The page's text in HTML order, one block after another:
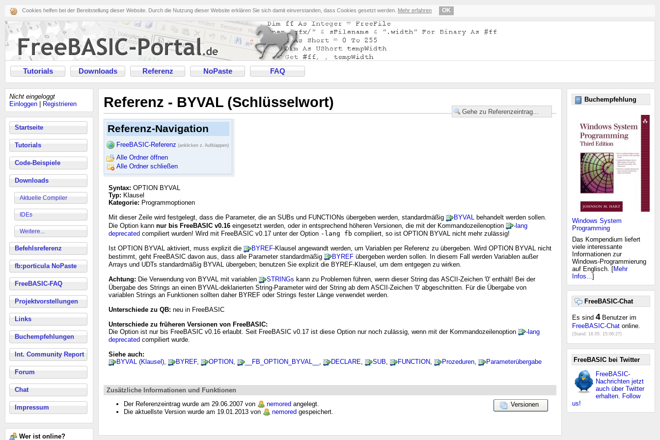
Cookies helfen bei der Bereitstellung dieser Website. Durch die Nutzung dieser Website erklären Sie sich damit einverstanden, dass Cookies gesetzt werden. Mehr erfahren OK
Tutorials Downloads Referenz NoPaste FAQ
Nicht eingeloggt
Einloggen
Registrieren
Startseite
Tutorials
Code-Beispiele
Downloads
Aktuelle Compiler
IDEs
Weitere...
Befehlsreferenz
fb:porticula NoPaste
FreeBASIC-FAQ
Projektvorstellungen
Links
Buchempfehlungen
Int. Community Report
Forum
Chat
Impressum
Wer ist online?
Buchempfehlung
Windows System
Programming
Das Kompendium liefert
viele interessante
Informationen zur
Windows-Programmierung
auf Englisch. [Mehr
Infos...]
FreeBASIC-Chat
Es sind 4Benutzer im
FreeBASIC-Chat online.
(Stand: 16.05. 15:06:27)
FreeBASIC bei Twitter
FreeBASIC-
Nachrichten jetzt
auch über Twitter
erhalten. Follow
us!
Referenz - BYVAL (Schlüsselwort)
Referenz-Navigation
FreeBASIC-Referenz (anklicken z. Aufklappen)
Alle Ordner öffnen
Alle Ordner schließen
Syntax: OPTION BYVAL
Typ: Klausel
Kategorie: Programmoptionen
Mit dieser Zeile wird festgelegt, dass die Parameter, die an SUBs und FUNCTIONs übergeben werden, standardmäßig
BYVAL behandelt werden sollen.
Die Option kann nur bis FreeBASIC v0.16 eingesetzt werden, oder in entsprechend höheren Versionen, die mit der Kommandozeilenoption
-lang
deprecated compiliert wurden! Wird mit FreeBASIC v0.17 unter der Option -lang fb compiliert, so ist OPTION BYVAL nicht mehr zulässig!
Ist OPTION BYVAL aktiviert, muss explizit die
BYREF-Klausel angewandt werden, um Variablen per Referenz zu übergeben. Wird OPTION BYVAL nicht
bestimmt, geht FreeBASIC davon aus, dass alle Parameter standardmäßig
BYREF übergeben werden sollen. In diesem Fall werden Variablen außer
Arrays und UDTs standardmäßig BYVAL übergeben; benutzen Sie explizit die BYREF-Klausel, um dem entgegen zu wirken.
Achtung: Die Verwendung von BYVAL mit variablen STRINGs kann zu Problemen führen, wenn dieser String das ASCII-Zeichen '0' enthält! Bei der
Übergabe des Strings an einen BYVAL-deklarierten String-Parameter wird der String ab dem ASCII-Zeichen '0' abgeschnitten. Für die Übergabe von
variablen Strings an Funktionen sollten daher BYREF oder Strings fester Länge verwendet werden.
Unterschiede zu QB: neu in FreeBASIC
Unterschiede zu früheren Versionen von FreeBASIC:
Die Option ist nur bis FreeBASIC v0.16 erlaubt. Seit FreeBASIC v0.17 ist diese Option nur noch zulässig, wenn mit der Kommandozeilenoption
-lang
deprecated compiliert wurde.
Siehe auch:
BYVAL (Klausel), BYREF, OPTION, __FB_OPTION_BYVAL__ , DECLARE, SUB, FUNCTION, Prozeduren, Parameterübergabe
Zusätzliche Informationen und Funktionen
Der Referenzeintrag wurde am 29.06.2007 von
nemored angelegt.
Die aktuellste Version wurde am 19.01.2013 von
nemored gespeichert.
Versionen